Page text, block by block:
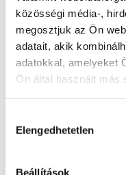
közösségi média-,
megosztjuk az Ön
adatait, akik
adatokkal, amelyeket
Ön által használt más
kiválasztása
Elengedhetetlen
Beállítások
Ágyak száma: 2
Minimális teljesítmény:
Maximális
Paraméterek
Üzemanyagtartály: 240 l